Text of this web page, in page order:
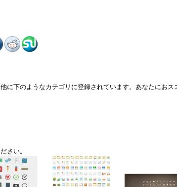
に下のようなカテゴリに登録されています。あなたにお
さい。